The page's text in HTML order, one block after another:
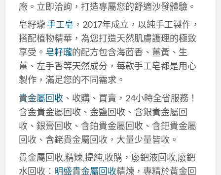
廠。立即洽詢，打造專屬您的舒適沙發體驗。
皂籽瓏手工皂 ，2017年成立，以純手工製作，
搭配植物精華，為您打造天然肌膚護理的極致
享受。 皂籽瓏的配方包含海茴香、薑黃、生
薑、左手香等天然成分，每款手工皂都是用心
製作，滿足您的不同需求。
貴金屬回收、收購、買賣，24小時全省服務！
含金貴金屬回收、金鹽回收、含銀貴金屬回
收、銀膏回收、含鉑貴金屬回收、含鈀貴金屬
回收、含銠貴金屬回收，大量少量皆收。
貴金屬回收,精煉,提純,收購，廢鈀液回收,廢鈀
水回收： 明盛貴金屬回收精煉，專精於黃金回